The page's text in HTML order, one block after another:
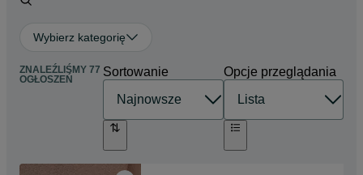
Wybierz kategorię
ZNALEŹLIŚMY 77
OGŁOSZEŃ
Sortowanie Opcje przeglądania